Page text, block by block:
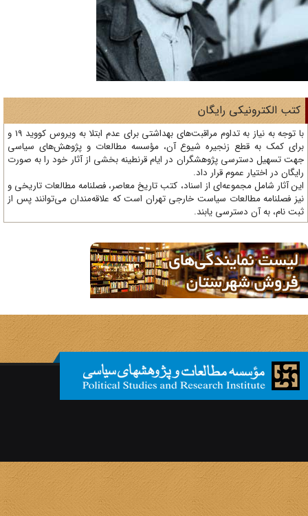
الکترونیکی رایگان
با توجه به نیاز به تداوم مراقبت‌های بهداشتی برای عدم ابتلا به ویروس کووید 19 و
کمک به قطع زنجیره شیوع آن، مؤسسه مطالعات و پژوهش‌های سیاسی
تسهیل دسترسی پژوهشگران در ایام قرنطینه بخشی از آثار خود را به صورت
در اختیار عموم قرار داد.
آثار شامل مجموعه‌ای از اسناد، کتب تاریخ معاصر، فصلنامه‌ مطالعات تاریخی و
فصلنامه مطالعات سیاست خارجی تهران است که علاقه‌مندان می‌توانند پس از
نام، به آن دسترسی یابند.